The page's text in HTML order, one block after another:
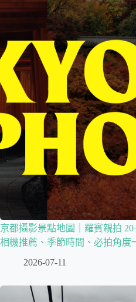
京都攝影景點地圖｜羅賓親拍
相機推薦、季節時間、必拍角度
2026-07-11